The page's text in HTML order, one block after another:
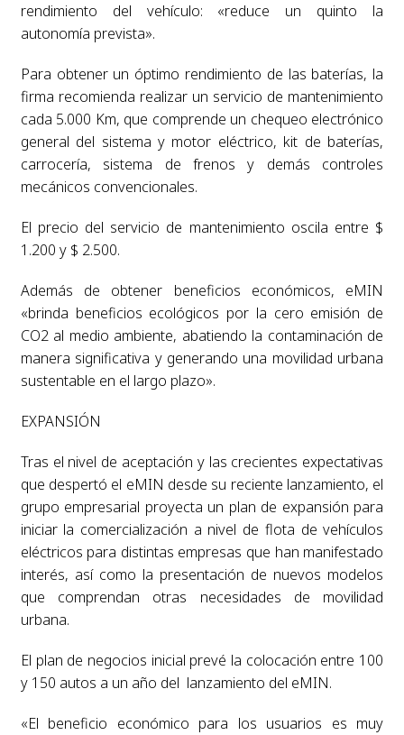
rendimiento del vehículo: «reduce un quinto la
autonomía prevista».
Para obtener un óptimo rendimiento de las baterías, la
firma recomienda realizar un servicio de mantenimiento
cada 5.000 Km, que comprende un chequeo electrónico
general del sistema y motor eléctrico, kit de baterías,
carrocería, sistema de frenos y demás controles
mecánicos convencionales.
El precio del servicio de mantenimiento oscila entre $
1.200 y $ 2.500.
Además de obtener beneficios económicos, eMIN
«brinda beneficios ecológicos por la cero emisión de
CO2 al medio ambiente, abatiendo la contaminación de
manera significativa y generando una movilidad urbana
sustentable en el largo plazo».
EXPANSIÓN
Tras el nivel de aceptación y las crecientes expectativas
que despertó el eMIN desde su reciente lanzamiento, el
grupo empresarial proyecta un plan de expansión para
iniciar la comercialización a nivel de flota de vehículos
eléctricos para distintas empresas que han manifestado
interés, así como la presentación de nuevos modelos
que comprendan otras necesidades de movilidad
urbana.
El plan de negocios inicial prevé la colocación entre 100
y 150 autos a un año del lanzamiento del eMIN.
«El beneficio económico para los usuarios es muy